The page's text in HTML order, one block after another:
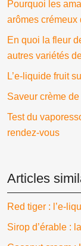
Pourquoi les
arômes crémeux
En quoi la fleur
autres variétés
L’e-liquide fruit
Saveur crème
Test du
rendez-vous
Articles
Red tiger : l’e-
Sirop d’érable :